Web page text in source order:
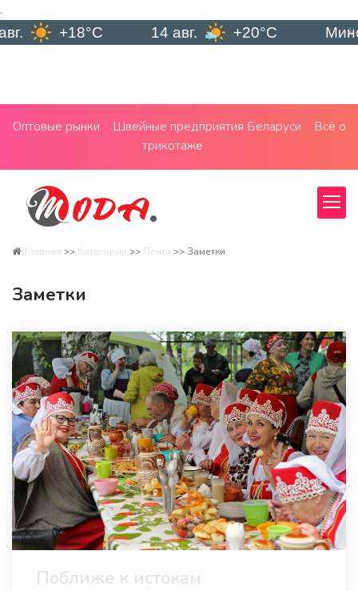
.
14 авг. +20°C Минск 8 авг.
Оптовые рынки Швейные предприятия Беларуси
Всё о
трикотаже
Главная >> Категории >> Лента >>Заметки
Заметки
Поближе к истокам